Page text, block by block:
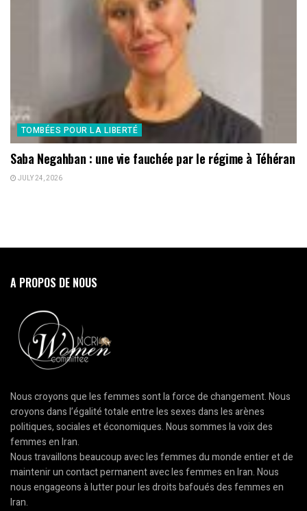
TOMBÉES POUR LA LIBERTÉ
Saba Negahban : une vie fauchée par le régime à Téhéran
JULY 24, 2026
A PROPOS DE NOUS
Nous croyons que les femmes sont la force de changement. Nous
croyons dans l’égalité totale entre les sexes dans les arènes
politiques, sociales et économiques. Nous sommes la voix des
femmes en Iran.
Nous travaillons beaucoup avec les femmes du monde entier et de
maintenir un contact permanent avec les femmes en Iran. Nous
nous engageons à lutter pour les droits bafoués des femmes en
Iran.